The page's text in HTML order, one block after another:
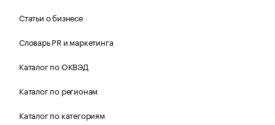
Статьи о бизнесе
Словарь PR и маркетинга
Каталог по ОКВЭД
Каталог по регионам
Каталог по категориям